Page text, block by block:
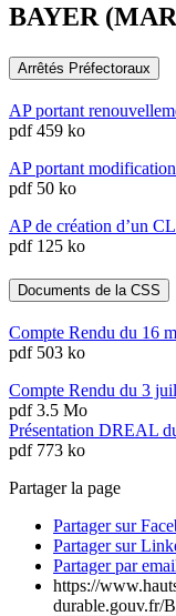
BAYER
Arrêtés Préfectoraux
AP portant
pdf 459 ko
AP portant
pdf 50 ko
AP de création d’un
pdf 125 ko
Documents de la CSS
Compte Rendu du 16
pdf 503 ko
Compte Rendu du 3
pdf 3.5 Mo
Présentation DREAL
pdf 773 ko
Partager la page
Partager sur
Partager sur
Partager par
https://
durable.gouv.fr/